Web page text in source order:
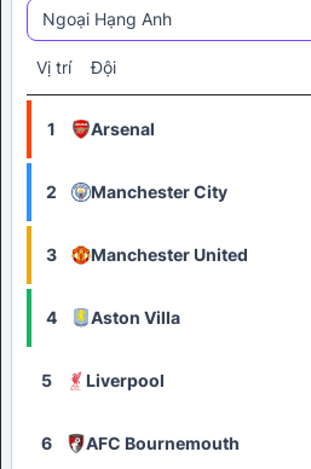
Ngoại Hạng Anh
Vị trí Đội
1 Arsenal
2 Manchester City
3 Manchester United
4 Aston Villa
5 Liverpool
6 AFC Bournemouth